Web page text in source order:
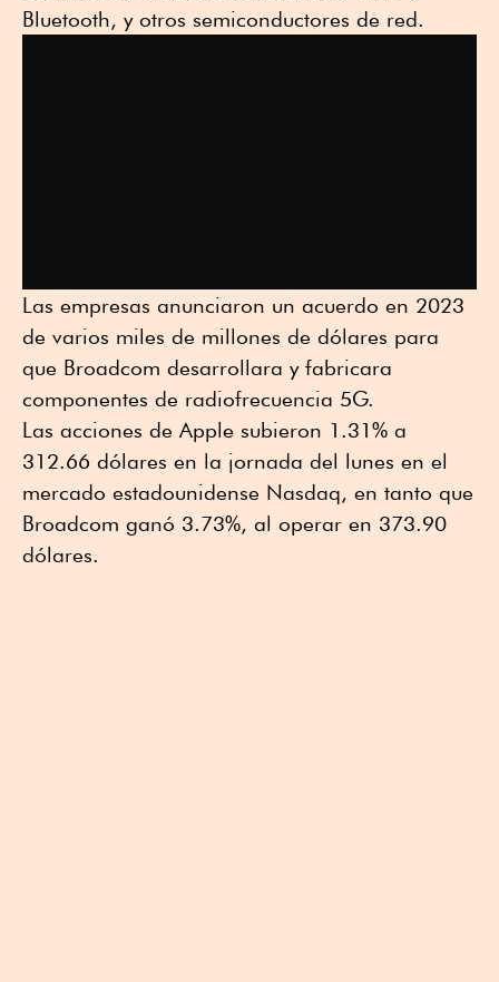
Bluetooth, y otros semiconductores de red.
Las empresas anunciaron un acuerdo en 2023
de varios miles de millones de dólares para
que Broadcom desarrollara y fabricara
componentes de radiofrecuencia 5G.
Las acciones de Apple subieron 1.31% a
312.66 dólares en la jornada del lunes en el
mercado estadounidense Nasdaq, en tanto que
Broadcom ganó 3.73%, al operar en 373.90
dólares.